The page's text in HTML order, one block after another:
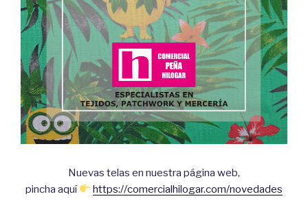
Nuevas telas en nuestra página web,
pincha aquí
https://comercialhilogar.com/novedades